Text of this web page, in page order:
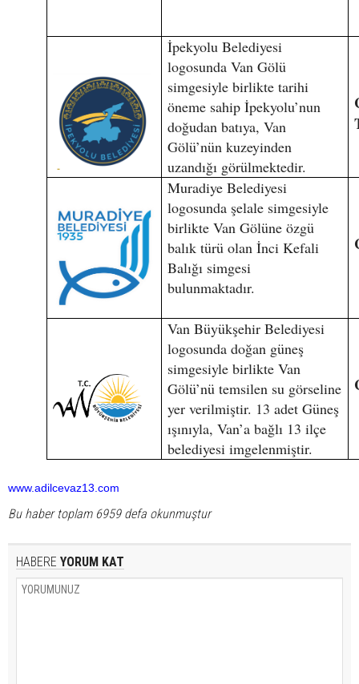
İpekyolu Belediyesi
logosunda Van Gölü
simgesiyle birlikte tarihi
öneme sahip İpekyolu’nun
doğudan batıya, Van
Gölü’nün kuzeyinden
uzandığı görülmektedir.
Muradiye Belediyesi
logosunda şelale simgesiyle
birlikte Van Gölüne özgü
balık türü olan İnci Kefali
Balığı simgesi
bulunmaktadır.
Van Büyükşehir Belediyesi
logosunda doğan güneş
simgesiyle birlikte Van
Gölü’nü temsilen su görseline
yer verilmiştir. 13 adet Güneş
ışınıyla, Van’a bağlı 13 ilçe
belediyesi imgelenmiştir.
www.adilcevaz13.com
Bu haber toplam 6959 defa okunmuştur
HABERE YORUM KAT